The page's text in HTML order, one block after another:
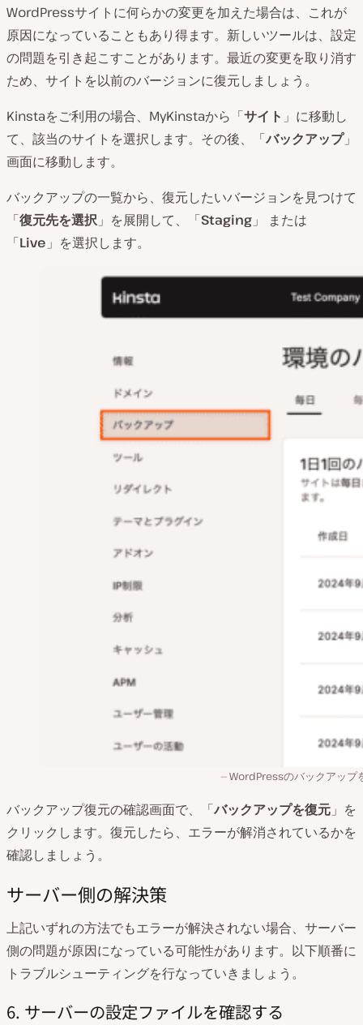
WordPressサイトに何らかの変更を加えた場合は、これが
原因になっていることもあり得ます。新しいツールは、設定
の問題を引き起こすことがあります。最近の変更を取り消す
ため、サイトを以前のバージョンに復元しましょう。
Kinstaをご利用の場合、MyKinstaから「サイト 」に移動し
て、該当のサイトを選択します。その後、「バックアップ」
画面に移動します。
バックアップの一覧から、復元したいバージョンを見つけて
「復元先を選択 」を展開して、「Staging 」 または
「Live 」を選択します。
WordPressのバックアップ
バックアップ復元の確認画面で、「バックアップを復元 」を
クリックします。復元したら、エラーが解消されているかを
確認しましょう。
サーバー側の解決策
上記いずれの方法でもエラーが解決されない場合、サーバー
側の問題が原因になっている可能性があります。以下順番に
トラブルシューティングを行なっていきましょう。
6. サーバーの設定ファイルを確認する